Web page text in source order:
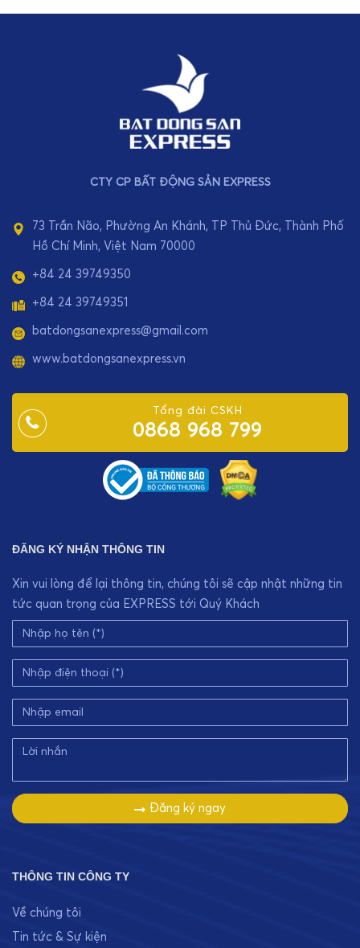
CTY CP BẤT ĐỘNG SẢN EXPRESS
73 Trần Não, Phường An Khánh, TP Thủ Đức, Thành Phố
Hồ Chí Minh, Việt Nam 70000
+84 24 39749350
+84 24 39749351
batdongsanexpress@gmail.com
www.batdongsanexpress.vn
Tổng đài CSKH
0868 968 799
ĐĂNG KÝ NHẬN THÔNG TIN
Xin vui lòng để lại thông tin, chúng tôi sẽ cập nhật những tin
tức quan trọng của EXPRESS tới Quý Khách
Đăng ký ngay
THÔNG TIN CÔNG TY
Về chúng tôi
Tin tức & Sự kiện